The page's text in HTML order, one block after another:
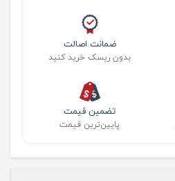
ضمانت اصالت
بدون ریسک خرید کنید
تضمین قیمت
پایین‌ترین قیمت